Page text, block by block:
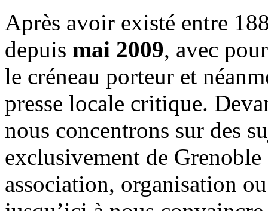
Après avoir existé entre
depuis mai 2009, avec
le créneau porteur et
presse locale critique.
nous concentrons sur des
exclusivement de
association, organisation